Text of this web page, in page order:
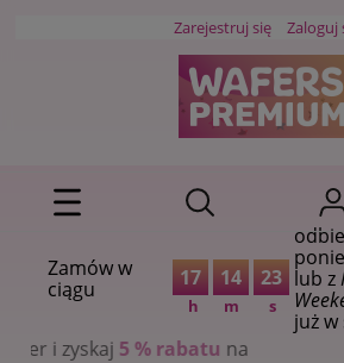
Zarejestruj się Zaloguj
Zamów w
ciągu
17
h
14
m
22
s
lub z
już
rabatuna